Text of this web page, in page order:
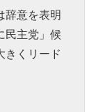
辞意を表明
民主党」候
きくリード